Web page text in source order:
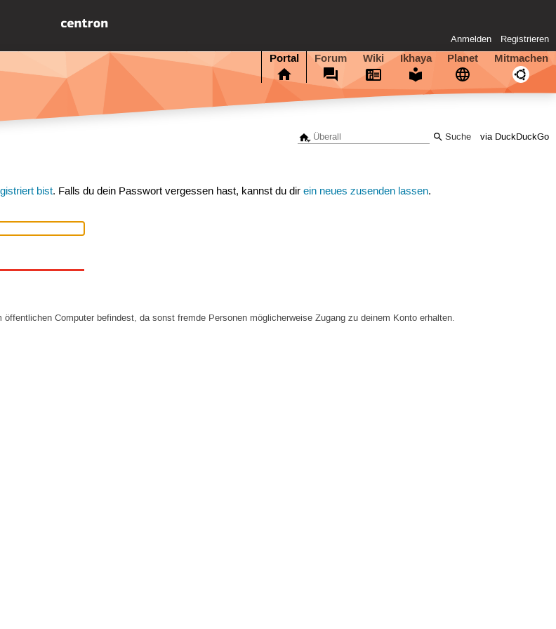
Anmelden Registrieren
Portal Forum Wiki Ikhaya Planet Mitmachen
via DuckDuckGo
bist. Falls du dein Passwort vergessen hast, kannst du direin neues zusenden lassen.
Computer befindest, da sonst fremde Personen möglicherweise Zugang zu deinem Konto erhalten.